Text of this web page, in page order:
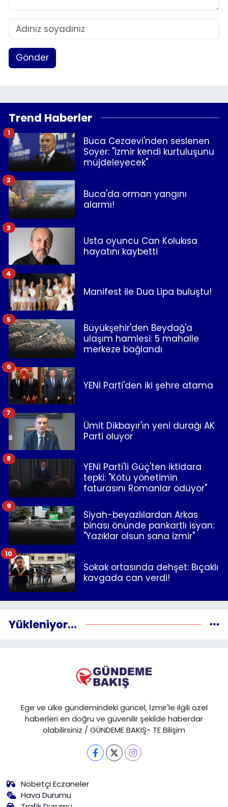
Gönder
Trend Haberler
Buca Cezaevi'nden seslenen
Soyer: "İzmir kendi kurtuluşunu
müjdeleyecek"
1
Buca'da orman yangını
alarmı!
2
Usta oyuncu Can Kolukısa
hayatını kaybetti
3
Manifest ile Dua Lipa buluştu!
4
Büyükşehir'den Beydağ'a
ulaşım hamlesi: 5 mahalle
merkeze bağlandı
5
YENİ Parti'den iki şehre atama
6
Ümit Dikbayır'ın yeni durağı AK
Parti oluyor
7
YENİ Parti'li Güç'ten iktidara
tepki: "Kötü yönetimin
faturasını Romanlar ödüyor"
8
Siyah-beyazlılardan Arkas
binası önünde pankartlı isyan:
"Yazıklar olsun sana İzmir"
9
Sokak ortasında dehşet: Bıçaklı
kavgada can verdi!
10
Yükleniyor...
Ege ve ülke gündemindeki güncel, İzmir'le ilgili özel
haberleri en doğru ve güvenilir şekilde haberdar
olabilirsiniz / GÜNDEME BAKIŞ- TE Bilişim
Nöbetçi Eczaneler
Hava Durumu